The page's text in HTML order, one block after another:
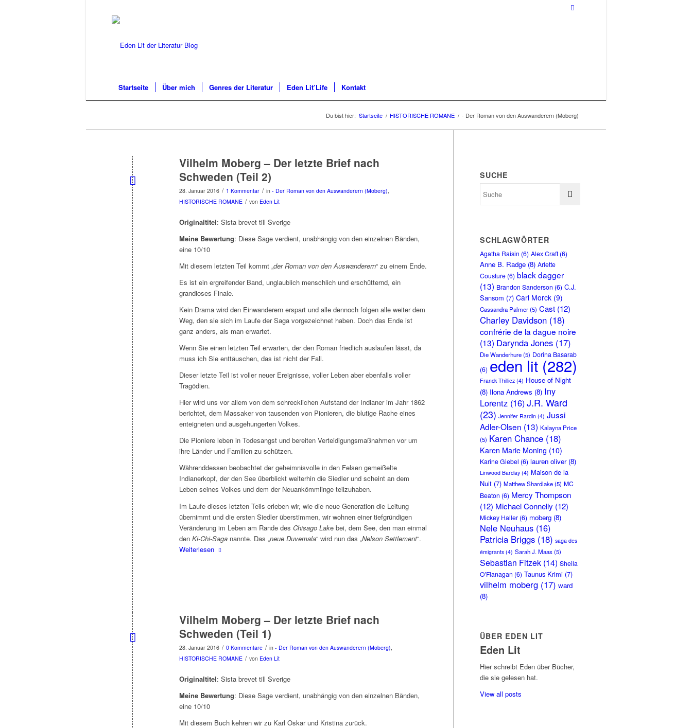
Startseite Über mich Genres der Literatur Eden Lit’Life Kontakt
Du bist hier: Startseite / HISTORISCHE ROMANE / - Der Roman von den Auswanderern (Moberg)
Vilhelm Moberg – Der letzte Brief nach
Schweden (Teil 2)
28. Januar 2016 / 1 Kommentar / in - Der Roman von den Auswanderern (Moberg),
HISTORISCHE ROMANE / von Eden Lit
Originaltitel: Sista brevet till Sverige
Meine Bewertung: Diese Sage verdient, unabhängig von den einzelnen Bänden,
eine 10/10
Mit diesem letzten Teil kommt „der Roman von den Auswanderern“ zu einem Ende.
Es ist ein ergreifender Band, unglaublich menschlich und erschütternd, ein
grandioses Finale.
Kein Drama wird den Einwanderern erspart und alle dennoch folgen alle weiter dem
Weg, den sie sich im Laufe der Saga vorgezeichnet haben. Doch das Ende ist
ganz anders, als man erwartet.
Wenn Sie einen letzten Teil erwarten, der den Roman friedlich auslaufen lässt, da
muss ich Sie enttäuschen, das ist nicht der Fall.
Dieser letzte Teil ist voller neuer Ereignisse, voller Leben aber ebenfalls voller
Tragödien.
Hier wird uns vor allem von dem schrecklichen Aufstand der Indianer im Jahr 1862
berichtet, dem Massaker von tausenden von Pionieren, die blutige Rache eines
enteigneten und ausgehungerten Volkes.
Die Pioniere leben in Todesangst und bereiten Verteidigungsmaßnahmen vor um
ihre Länder und Familien zu schützen.
Währenddessen beobachtet der geheimnisvolle in den Felsen gemeißelte
Indianerkopf, der den See überblickt weiterhin die Siedler und scheint an dem
Leben seines Volkes und dem der Neuankömmlinge teilzuhaben.
Im Laufe dieses letzten Teils erleben wir, wie die neue Generation die Leitung
übernimmt und die ersten Siedler überstimmen, wir wohnen einer tiefgründigen
Veränderung im Leben am Rande des Chisago Lake bei, dem See, den man einmal
den Ki-Chi-Saga nannte. Das „neue Duvemala“ wird nun das „Nelson Settlement“.
Weiterlesen
Vilhelm Moberg – Der letzte Brief nach
Schweden (Teil 1)
28. Januar 2016 / 0 Kommentare / in - Der Roman von den Auswanderern (Moberg)
HISTORISCHE ROMANE / von Eden Lit
Originaltitel: Sista brevet till Sverige
Meine Bewertung: Diese Sage verdient, unabhängig von den einzelnen Bänden,
eine 10/10
Mit diesem Buch kehren wir zu Karl Oskar und Kristina zurück.
SUCHE
SCHLAGWÖRTER
Agatha Raisin (6) Alex Craft (6)
Anne B. Radge (8) Arlette
Cousture (6) black dagger
(13) Brandon Sanderson (6) C.J.
Sansom (7) Carl Morck (9)
Cassandra Palmer(5) Cast (12)
Charley Davidson (18)
confrérie de la dague noire
(13) Darynda Jones (17)
Die Wanderhure(5) Dorina Basarab
(6) eden lit (282)
Franck Thilliez (4) House of Night
(8) Ilona Andrews (8) Iny
Lorentz (16)J.R. Ward
(23) Jennifer Rardin (4) Jussi
Adler-Olsen (13) Kalayna Price
(5) Karen Chance (18)
Karen Marie Moning (10)
Karine Giebel (6) lauren oliver(8)
Linwood Barclay (4) Maison de la
Nuit (7) Matthew Shardlake(5) MC
Beaton (6) Mercy Thompson
(12) Michael Connelly (12)
Mickey Haller (6) moberg (8)
Nele Neuhaus (16)
Patricia Briggs (18) saga des
émigrants (4) Sarah J. Maas(5)
Sebastian Fitzek (14) Sheila
O'Flanagan (6) Taunus Krimi (7)
vilhelm moberg (17) ward
(8)
ÜBER EDEN LIT
Eden Lit
Hier schreibt Eden über Bücher,
die sie gelesen hat.
View all posts